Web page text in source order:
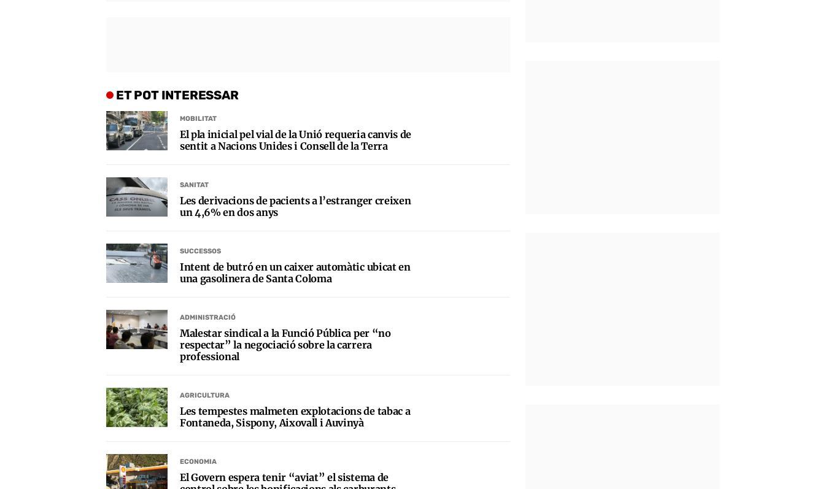
ET POT INTERESSAR
MOBILITAT
El pla inicial pel vial de la Unió requeria canvis de
sentit a Nacions Unides i Consell de la Terra
SANITAT
Les derivacions de pacients a l’estranger creixen
un 4,6% en dos anys
SUCCESSOS
Intent de butró en un caixer automàtic ubicat en
una gasolinera de Santa Coloma
ADMINISTRACIÓ
Malestar sindical a la Funció Pública per “no
respectar” la negociació sobre la carrera
professional
AGRICULTURA
Les tempestes malmeten explotacions de tabac a
Fontaneda, Sispony, Aixovall i Auvinyà
ECONOMIA
El Govern espera tenir “aviat” el sistema de